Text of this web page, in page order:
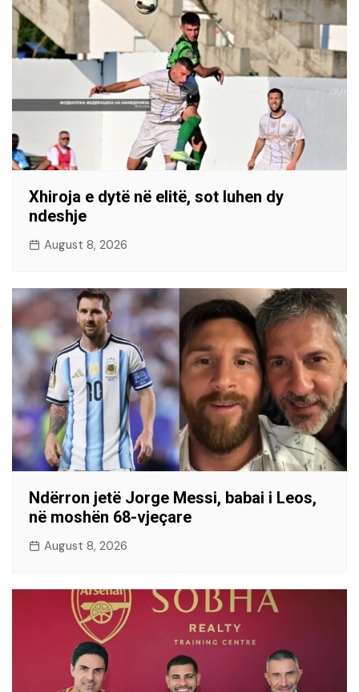
Xhiroja e dytë në elitë, sot luhen dy
ndeshje
August 8, 2026
Ndërron jetë Jorge Messi, babai i Leos,
në moshën 68-vjeçare
August 8, 2026